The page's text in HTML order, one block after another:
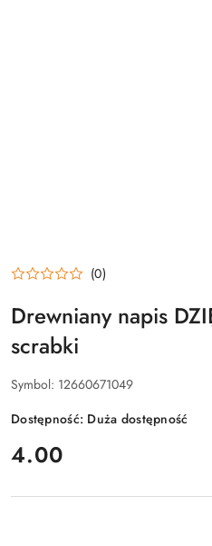
(0)
Drewniany napis
scrabki
Symbol: 12660671049
Dostępność: Duża dostępność
cena:
4.00